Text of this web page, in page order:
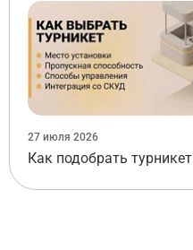
27 июля 2026
Как подобрать турникет